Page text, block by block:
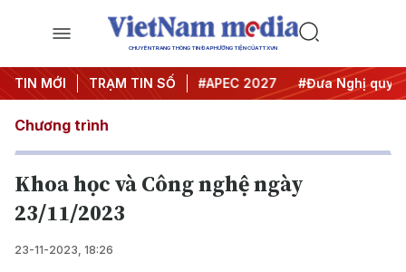
CHUYÊN TRANG THÔNG TIN ĐA PHƯƠNG TIỆN CỦA TTXVN
TIN MỚI TRẠM TIN SỐ
#Hội nghị Trung ương 3 #APEC 2027 #Đưa Nghị quyết
Chương trình
Khoa học và Công nghệ ngày
23/11/2023
23-11-2023, 18:26